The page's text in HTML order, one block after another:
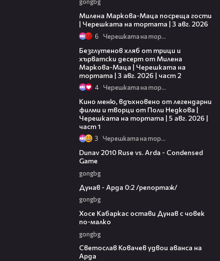
gongbg
Милена Маркова-Маца посреща гости
| Черешката на тортата | 3 авг. 2026
6 Черешката на тортата
Безглутенов хляб от трици и
хърватски десерт от Милена
Маркова-Маца | Черешката на
тортата | 3 авг. 2026 | част 2
4 Черешката на тортата
Кино меню, вдъхновено от легендарни
филми и творци от Поли Недкова |
Черешката на тортата | 5 авг. 2026 |
част 1
3 Черешката на тортата
Dunav 2010 Ruse vs. Arda - Condensed
Game
gongbg
Дунав - Арда 0:2 /репортаж/
gongbg
Хосе Кабаркас остави Дунав с човек
по-малко
gongbg
Светослав Ковачев удвои аванса на
Арда